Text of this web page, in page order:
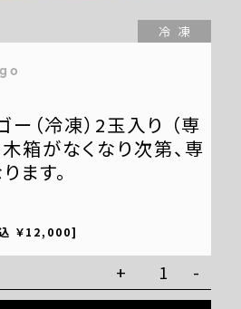
冷凍
ー（冷凍）2玉入り （専
箱がなくなり次第、専
ます。
￥12,000]
-
+